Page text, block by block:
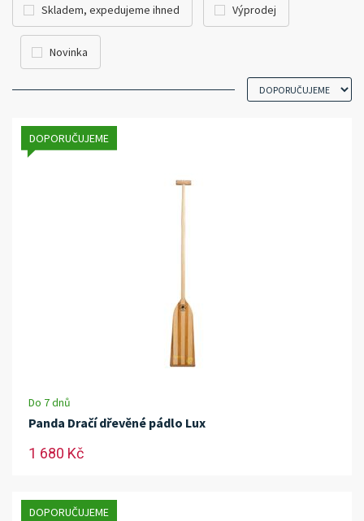
Skladem, expedujeme ihned Výprodej
Novinka
DOPORUČUJEME
Do 7 dnů
Panda Dračí dřevěné pádlo Lux
1 680 Kč
DOPORUČUJEME